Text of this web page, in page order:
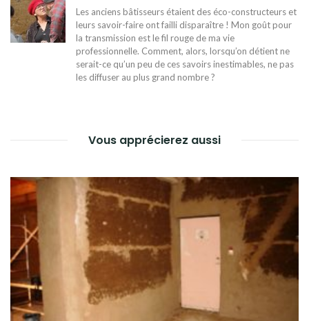
Les anciens bâtisseurs étaient des éco-constructeurs et
leurs savoir-faire ont failli disparaître ! Mon goût pour
la transmission est le fil rouge de ma vie
professionnelle. Comment, alors, lorsqu’on détient ne
serait-ce qu’un peu de ces savoirs inestimables, ne pas
les diffuser au plus grand nombre ?
Vous apprécierez aussi